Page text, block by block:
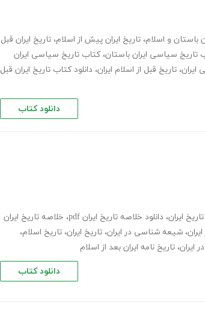
باستان و اسلام، تاریخ ایران پیش از اسلام، تاریخ ایران قبل
، کتاب تاریخ سیاسی ایران
ایران، تاریخ قبل از اسلام ایران، دانلود کتاب تاریخ ایران قبل
دانلود کتاب
ایران، دانلود خلاصه تاریخ ایران pdf ، خلاصه تاریخ ایران
، شیعه شناسی در ایران، تاریخ ایران، تاریخ اسلام،
ایران، تاریخ نامه ایران بعد از اسلام
دانلود کتاب